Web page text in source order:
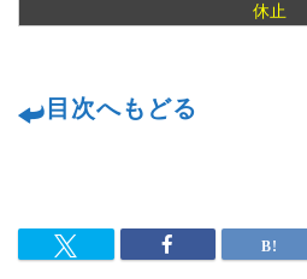
休止
目次へもどる